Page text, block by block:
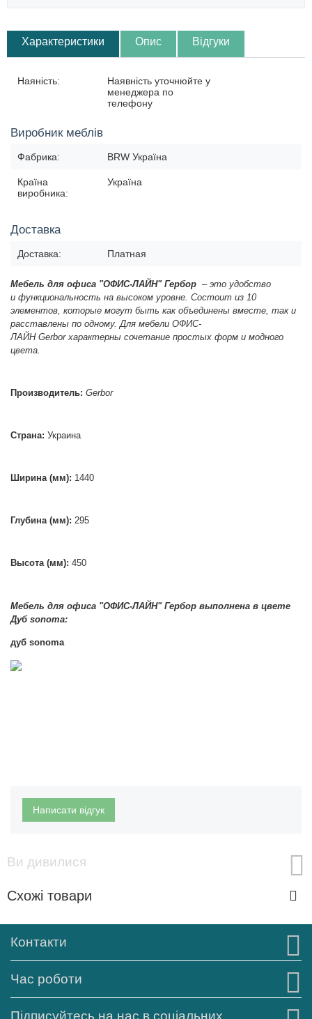
Характеристики Опис Відгуки
Наяність:
Наявність уточнюйте у
менеджера по
телефону
Виробник меблів
Фабрика: BRW Україна
Країна
виробника:
Україна
Доставка
Доставка: Платная
Мебель для офиса "ОФИС-ЛАЙН" Гербор – это удобство
и функциональность на высоком уровне. Состоит из 10
элементов, которые могут быть как объединены вместе, так и
расставлены по одному. Для мебели ОФИС-
ЛАЙН Gerborхарактерны сочетание простых форм и модного
цвета.
Производитель: Gerbor
Страна: Украина
Ширина (мм): 1440
Глубина (мм): 295
Высота (мм): 450
Мебель для офиса "ОФИС-ЛАЙН" Гербор выполнена в цвете
Дуб sonoma:
дуб sonoma
Написати відгук
Ви дивилися
Схожі товари
Контакти
Час роботи
Підписуйтесь на нас в соціальних